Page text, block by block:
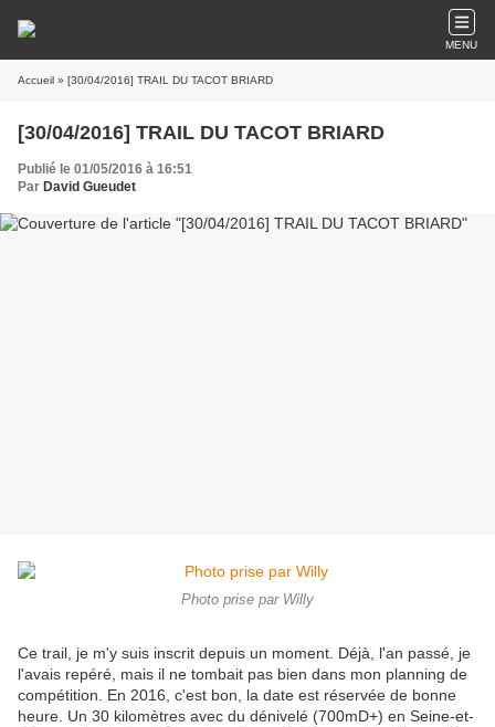
MENU
Accueil » [30/04/2016] TRAIL DU TACOT BRIARD
[30/04/2016] TRAIL DU TACOT BRIARD
Publié le 01/05/2016 à 16:51
Par David Gueudet
Photo prise par Willy
Ce trail, je m'y suis inscrit depuis un moment. Déjà, l'an passé, je
l'avais repéré, mais il ne tombait pas bien dans mon planning de
compétition. En 2016, c'est bon, la date est réservée de bonne
heure. Un 30 kilomètres avec du dénivelé (700mD+) en Seine-et-